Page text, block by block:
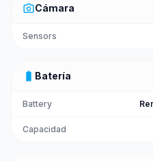
photo_cameraCámara
Sensors
battery_full Batería
Battery
Capacidad